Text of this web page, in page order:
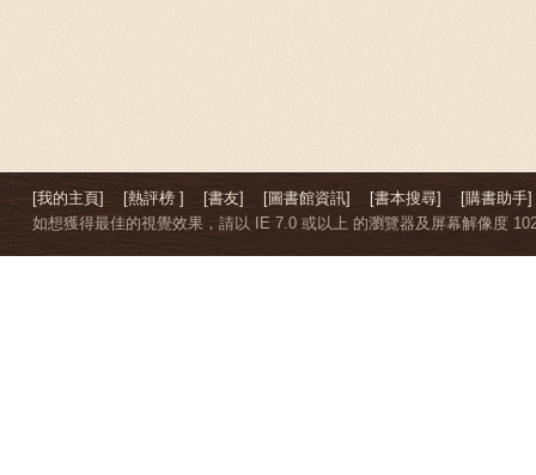
[我的主頁] [熱評榜 ] [書友] [圖書館資訊] [書本搜尋]
[購書助手]
如想獲得最佳的視覺效果，請以 IE 7.0 或以上 的瀏覽器及屏幕解像度